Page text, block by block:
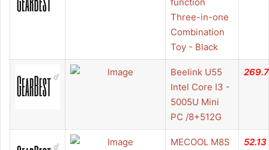
Three-in-one
Combination
Toy - Black
Beelink U55
Intel Core I3 -
5005U Mini
PC /8+512G
MECOOL M8S
52.13